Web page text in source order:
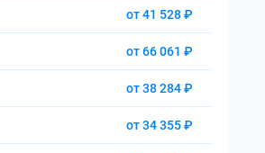
от 41 528 ₽
от 66 061 ₽
от 38 284 ₽
от 34 355 ₽